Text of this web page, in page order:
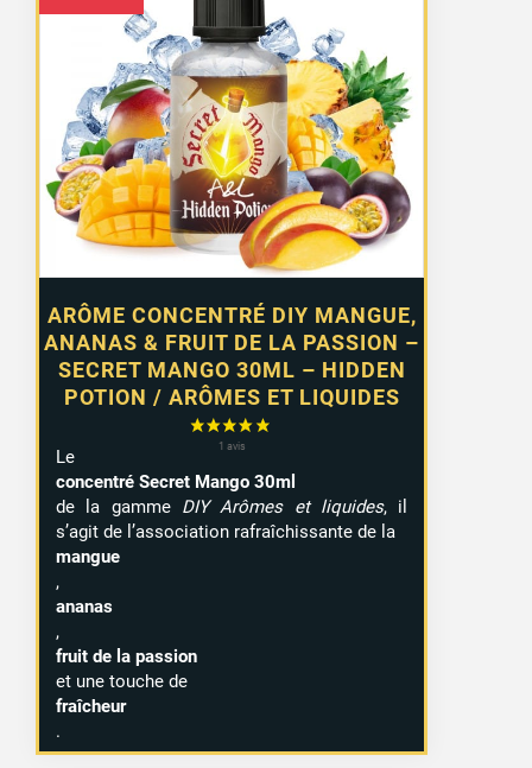
ARÔME CONCENTRÉ DIY MANGUE,
ANANAS & FRUIT DE LA PASSION –
SECRET MANGO 30ML – HIDDEN
POTION / ARÔMES ET LIQUIDES
Le
concentré Secret Mango 30ml
de la gammeDIY Arômes et liquides, il
s’agit de l’association rafraîchissante de la
mangue
,
ananas
,
fruit de la passion
et une touche de
fraîcheur
.